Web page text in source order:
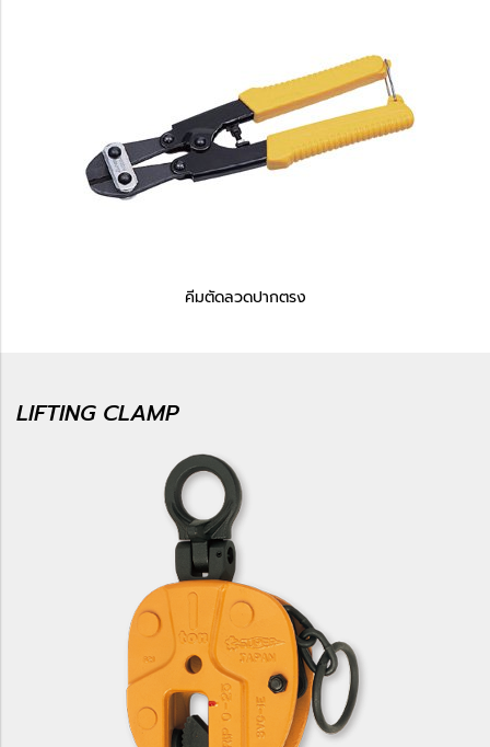
คีมตัดลวดปากตรง
LIFTING CLAMP